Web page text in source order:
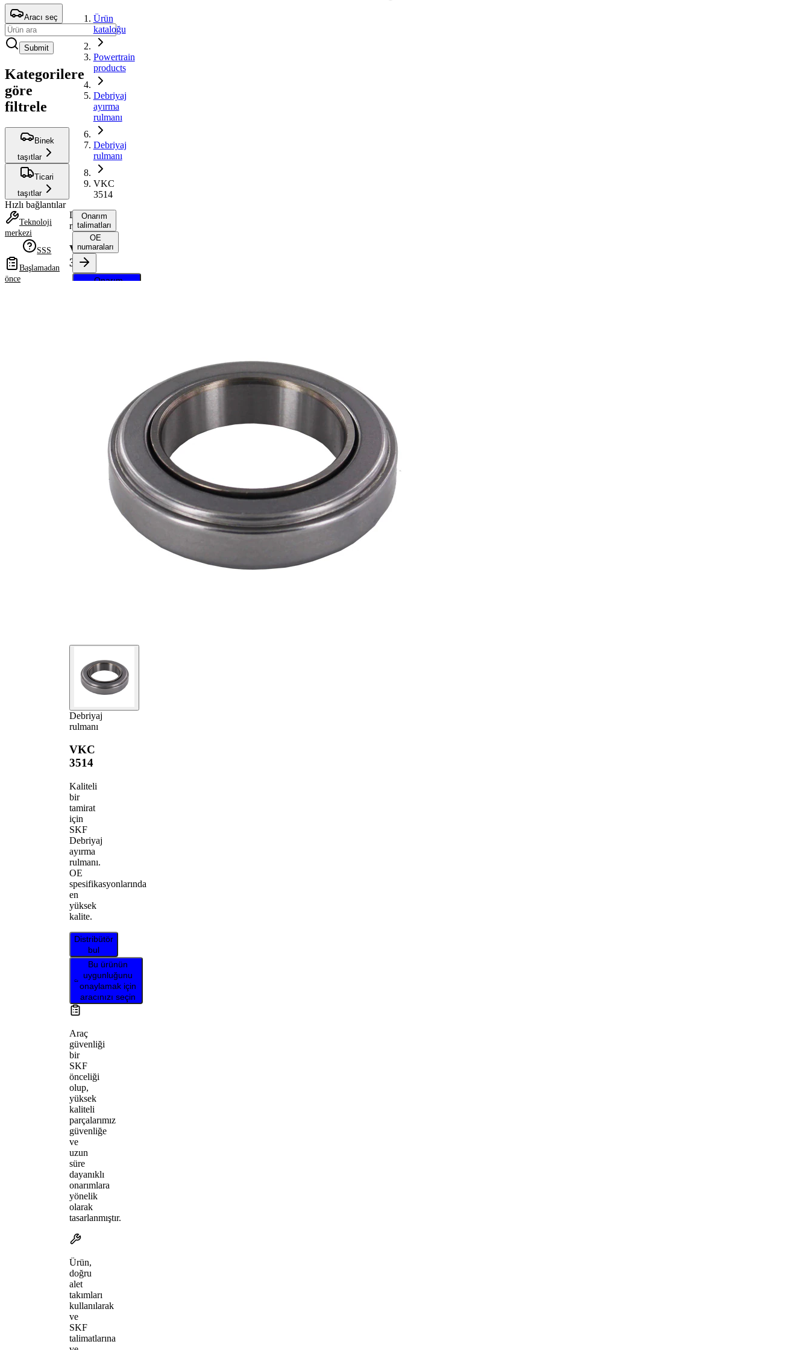
Aracı seç
Submit
Kategorilere
göre
filtrele
Binek
taşıtlar
Ticari
taşıtlar
Hızlı bağlantılar
Teknoloji
merkezi
SSS
Başlamadan
önce
Ürün
kataloğu
Powertrain
products
Debriyaj
ayırma
rulmanı
Debriyaj
rulmanı
VKC
3514
Debriyaj
rulmanı
VKC
3514
Debriyaj
rulmanı
VKC
3514
Kaliteli
bir
tamirat
için
SKF
Debriyaj
ayırma
rulmanı.
OE
spesifikasyonlarında
en
yüksek
kalite.
Distribütör
bul
Bu ürünün
uygunluğunu
onaylamak için
aracınızı seçin
Araç
güvenliği
bir
SKF
önceliği
olup,
yüksek
kaliteli
parçalarımız
güvenliğe
ve
uzun
süre
dayanıklı
onarımlara
yönelik
olarak
tasarlanmıştır.
Ürün,
doğru
alet
takımları
kullanılarak
ve
SKF
talimatlarına
Onarım
talimatları
OE
numaraları
Onarım